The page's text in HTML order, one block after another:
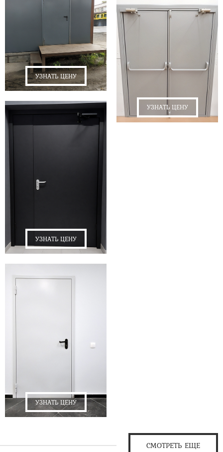
УЗНАТЬ ЦЕНУ
УЗНАТЬ ЦЕНУ
УЗНАТЬ ЦЕНУ
УЗНАТЬ ЦЕНУ
СМОТРЕТЬ ЕЩЕ